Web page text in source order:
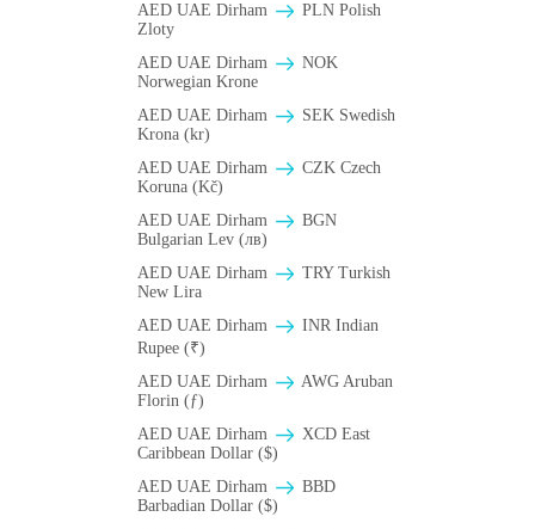
AED UAE Dirham
PLN Polish
Zloty
AED UAE Dirham
NOK
Norwegian Krone
AED UAE Dirham
SEK Swedish
Krona (kr)
AED UAE Dirham
CZK Czech
Koruna (Kč)
AED UAE Dirham
BGN
Bulgarian Lev (лв)
AED UAE Dirham
TRY Turkish
New Lira
AED UAE Dirham
INR Indian
Rupee (₹)
AED UAE Dirham
AWG Aruban
Florin (ƒ)
AED UAE Dirham
XCD East
Caribbean Dollar ($)
AED UAE Dirham
BBD
Barbadian Dollar ($)